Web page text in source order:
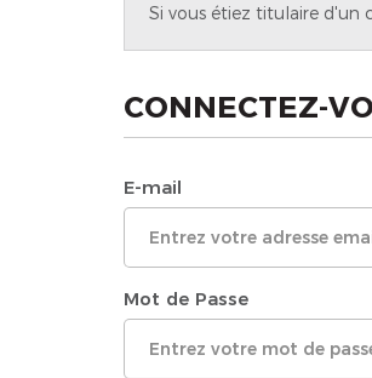
Si vous étiez titulaire d'un
CONNECTEZ-
E-mail
Mot de Passe